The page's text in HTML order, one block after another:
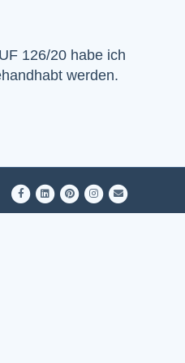
126/20 habe ich
werden.
FacebookLinkedinPinterestInstagram